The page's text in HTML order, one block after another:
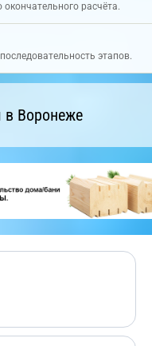
расчёта.
этапов.
Воронеже